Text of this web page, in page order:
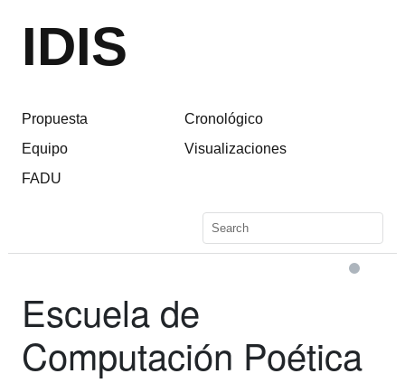
IDIS
Propuesta
Equipo
FADU
Cronológico
Visualizaciones
Escuela de
Computación Poética